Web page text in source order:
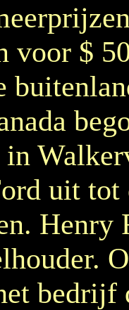
voor $
uit
Henry
bedrijf